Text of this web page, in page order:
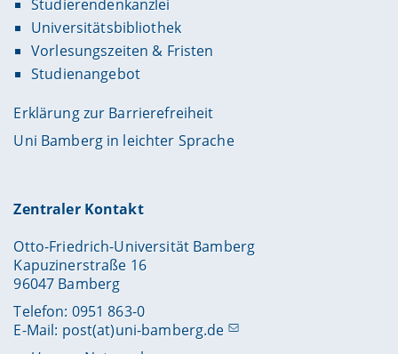
Studierendenkanzlei
Universitätsbibliothek
Vorlesungszeiten & Fristen
Studienangebot
Erklärung zur Barrierefreiheit
Uni Bamberg in leichter Sprache
Zentraler Kontakt
Otto-Friedrich-Universität Bamberg
Kapuzinerstraße 16
96047 Bamberg
Telefon: 0951 863-0
E-Mail: post(at)uni-bamberg.de